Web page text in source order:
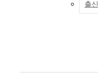
출